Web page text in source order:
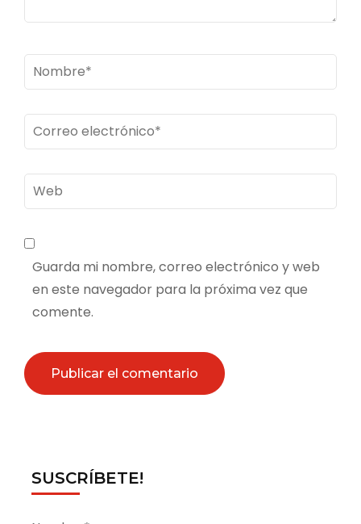
Nombre*
Correo
electrónico*
Web
Guarda mi nombre, correo electrónico y web
en este navegador para la próxima vez que
comente.
SUSCRÍBETE!